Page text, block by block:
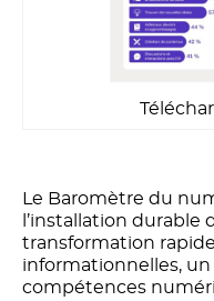
Le Baromètre du
l’installation durable
transformation
informationnelles,
compétences